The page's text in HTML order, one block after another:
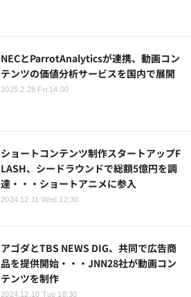
NECとParrotAnalyticsが連携、動画コン
テンツの価値分析サービスを国内で展開
2025.2.28 Fri 14:00
ショートコンテンツ制作スタートアップF
LASH、シードラウンドで総額5億円を調
達・・・ショートアニメに参入
2024.12.11 Wed 12:30
アゴダとTBS NEWS DIG、共同で広告商
品を提供開始・・・JNN28社が動画コン
テンツを制作
2024.12.10 Tue 18:30